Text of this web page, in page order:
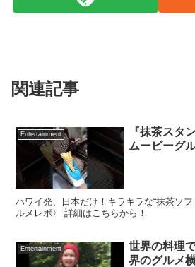
関連記事
Entertainment
『抹茶スタ
ムービーグ
ハワイ発、日本だけ！キラキラな“抹茶ソ
ルメレポ〉 詳細はこちらから！
Entertainment
世界の料理
界のグルメ